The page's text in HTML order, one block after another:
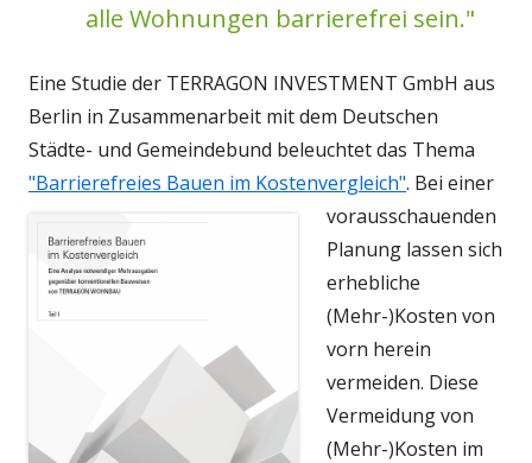
alle Wohnungen barrierefrei sein."
Eine Studie der TERRAGON INVESTMENT GmbH aus
Berlin in Zusammenarbeit mit dem Deutschen
Städte- und Gemeindebund beleuchtet das Thema
"Barrierefreies Bauen im Kostenvergleich". Bei einer
vorausschauenden
Planung lassen sich
erhebliche
(Mehr-)Kosten von
vorn herein
vermeiden. Diese
Vermeidung von
(Mehr-)Kosten im